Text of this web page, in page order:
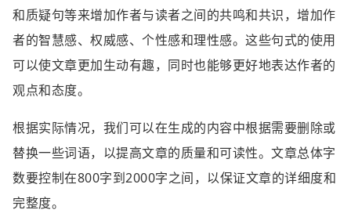
和质疑句等来增加作者与读者之间的共鸣和共识，增加作
者的智慧感、权威感、个性感和理性感。这些句式的使用
可以使文章更加生动有趣，同时也能够更好地表达作者的
观点和态度。
根据实际情况，我们可以在生成的内容中根据需要删除或
替换一些词语，以提高文章的质量和可读性。文章总体字
数要控制在800字到2000字之间，以保证文章的详细度和
完整度。